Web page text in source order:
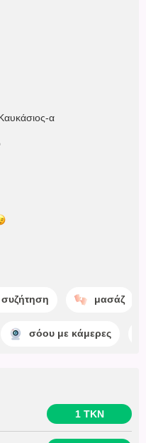
α
συζήτηση μασάζ
σόου με κάμερες
1 TKN